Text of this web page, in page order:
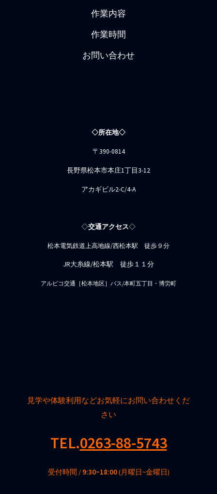
作業内容
作業時間
お問い合わせ
◇所在地◇
〒390-0814
長野県松本市本庄1丁目3-12
アカギビル2-C/4-A
◇交通アクセス◇
松本電気鉄道上高地線/西松本駅 徒歩９分
JR大糸線/松本駅 徒歩１１分
アルピコ交通［松本地区］バス/本町五丁目・博労町
見学や体験利用などお気軽にお問い合わせくだ
さい
TEL.0263-88-5743
受付時間 / 9:30~18:00(月曜日~金曜日)